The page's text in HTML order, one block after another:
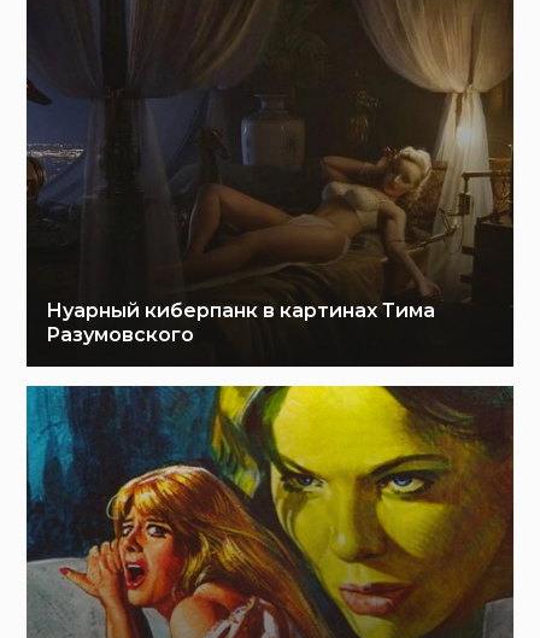
Нуарный киберпанк в картинах Тима
Разумовского